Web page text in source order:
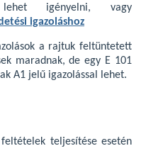
lehet igényelni, vagy
igazoláshoz
a rajtuk feltüntetett
maradnak, de egy E 101
A1 jelű igazolással lehet.
teljesítése esetén